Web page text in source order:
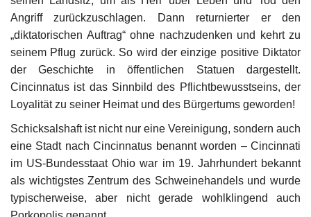
Angriff zurückzuschlagen. Dann returnierter er den
„diktatorischen Auftrag“ ohne nachzudenken und kehrt zu
seinem Pflug zurück. So wird der einzige positive Diktator
der Geschichte in öffentlichen Statuen dargestellt.
Cincinnatus ist das Sinnbild des Pflichtbewusstseins, der
Loyalität zu seiner Heimat und des Bürgertums geworden!
Schicksalshaft ist nicht nur eine Vereinigung, sondern auch
eine Stadt nach Cincinnatus benannt worden – Cincinnati
im US-Bundesstaat Ohio war im 19. Jahrhundert bekannt
als wichtigstes Zentrum des Schweinehandels und wurde
typischerweise, aber nicht gerade wohlklingend auch